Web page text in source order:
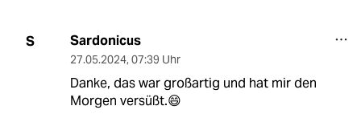
S Sardonicus
27.05.2024, 07:39 Uhr
Danke, das war großartig und hat mir den
Morgen versüßt.😄